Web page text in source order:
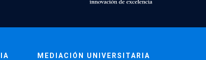
MEDIACIÓN UNIVERSITARIA